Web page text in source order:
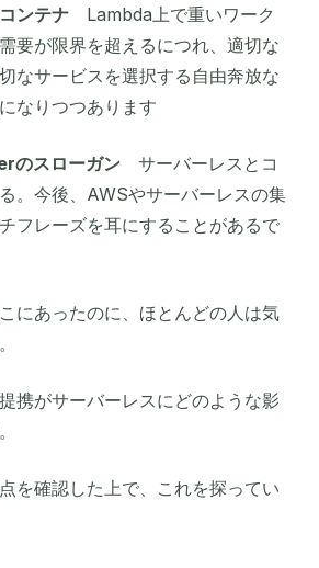
ンテナ Lambda上で重いワーク
要が限界を超えるにつれ、適切な
なサービスを選択する自由奔放な
なりつつあります
のスローガン サーバーレスとコ
。今後、AWSやサーバーレスの集
フレーズを耳にすることがあるで
にあったのに、ほとんどの人は気
携がサーバーレスにどのような影
を確認した上で、これを探ってい